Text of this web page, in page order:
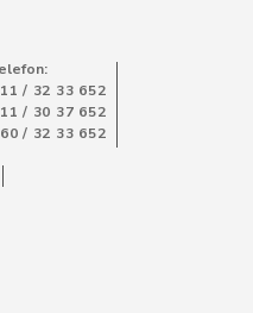
/ 32 33 652
/ 30 37 652
/ 32 33 652